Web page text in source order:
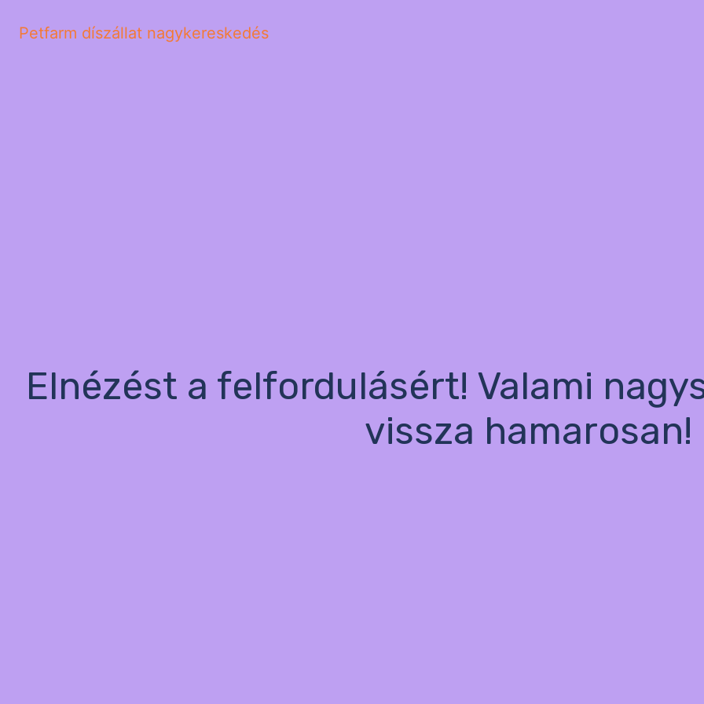
Petfarm díszállat nagykereskedés
Elnézést a felfordulásért! Valami
vissza hamarosan!